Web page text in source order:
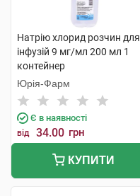
Натрію хлорид розчин для
інфузій 9 мг/мл 200 мл 1
контейнер
Юрія-Фарм
Є в наявності
від 34.00 грн
КУПИТИ